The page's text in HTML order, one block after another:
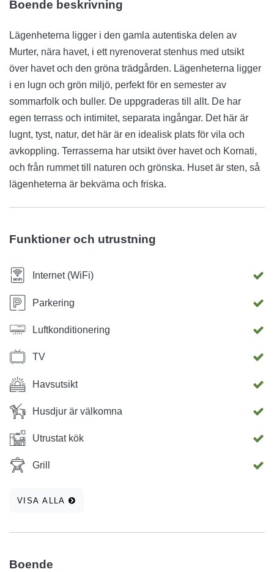
Boende beskrivning
Lägenheterna ligger i den gamla autentiska delen av
Murter, nära havet, i ett nyrenoverat stenhus med utsikt
över havet och den gröna trädgården. Lägenheterna ligger
i en lugn och grön miljö, perfekt för en semester av
sommarfolk och buller. De uppgraderas till allt. De har
egen terrass och intimitet, separata ingångar. Det här är
lugnt, tyst, natur, det här är en idealisk plats för vila och
avkoppling. Terrasserna har utsikt över havet och Kornati,
och från rummet till naturen och grönska. Huset är sten, så
lägenheterna är bekväma och friska.
Funktioner och utrustning
Internet (WiFi)
Parkering
Luftkonditionering
TV
Havsutsikt
Husdjur är välkomna
Utrustat kök
Grill
VISA ALLA
Boende